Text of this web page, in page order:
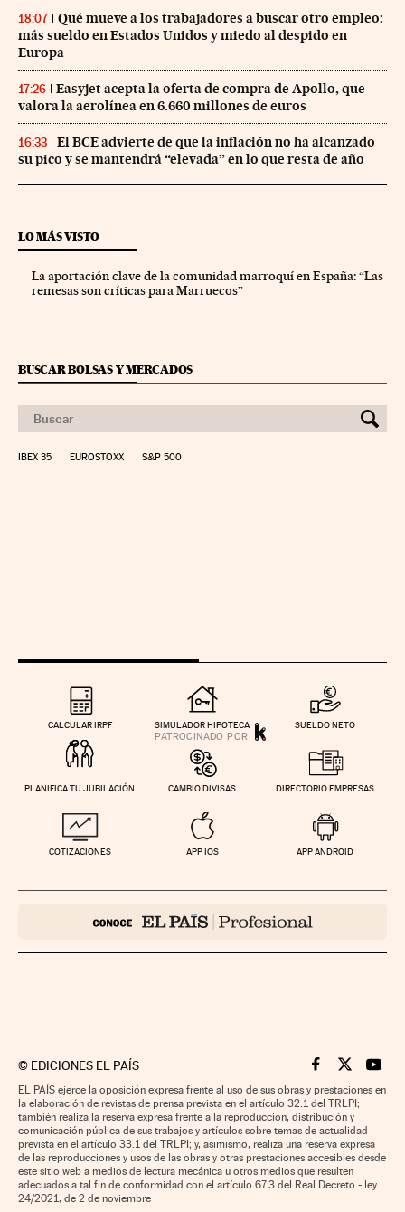
18:07
Qué mueve a los trabajadores a buscar otro empleo:
más sueldo en Estados Unidos y miedo al despido en
Europa
17:26
Easyjet acepta la oferta de compra de Apollo, que
valora la aerolínea en 6.660 millones de euros
16:33
El BCE advierte de que la inflación no ha alcanzado
su pico y se mantendrá “elevada” en lo que resta de año
LO MÁS VISTO
La aportación clave de la comunidad marroquí en España: “Las
remesas son críticas para Marruecos”
BUSCAR BOLSAS Y MERCADOS
IBEX 35 EUROSTOXX S&P 500
CALCULAR IRPF SIMULADOR HIPOTECA SUELDO NETO
PLANIFICA TU JUBILACIÓN CAMBIO DIVISAS DIRECTORIO EMPRESAS
COTIZACIONES APP IOS APP ANDROID
© EDICIONES EL PAÍS Cinco Días en
Cinco Días
Cinco
EL PAÍS ejerce la oposición expresa frente al uso de sus obras y prestaciones en
la elaboración de revistas de prensa prevista en el artículo 32.1 del TRLPI;
también realiza la reserva expresa frente a la reproducción, distribución y
comunicación pública de sus trabajos y artículos sobre temas de actualidad
prevista en el artículo 33.1 del TRLPI; y, asimismo, realiza una reserva expresa
de las reproducciones y usos de las obras y otras prestaciones accesibles desde
este sitio web a medios de lectura mecánica u otros medios que resulten
adecuados a tal fin de conformidad con el artículo 67.3 del Real Decreto - ley
24/2021, de 2 de noviembre